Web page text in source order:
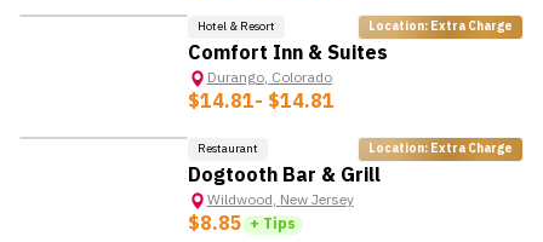
- มีทักษะการบริหารเวลาที่ดีเพื่อให้การทำงานเสร็จสิ้นอย่างมี
- มีสุขภาพร่างกายแข็งแรง สามารถยกของหนักได้
- มีทักษะการสื่อสารที่ดี สามารถสื่อสารกับลูกค้าได้
Hotel & Resort Location: Extra Charge
Comfort Inn & Suites
Durango,Colorado
$14.81- $14.81
Restaurant Location: Extra Charge
Dogtooth Bar & Grill
Wildwood,New Jersey
$8.85 + Tips